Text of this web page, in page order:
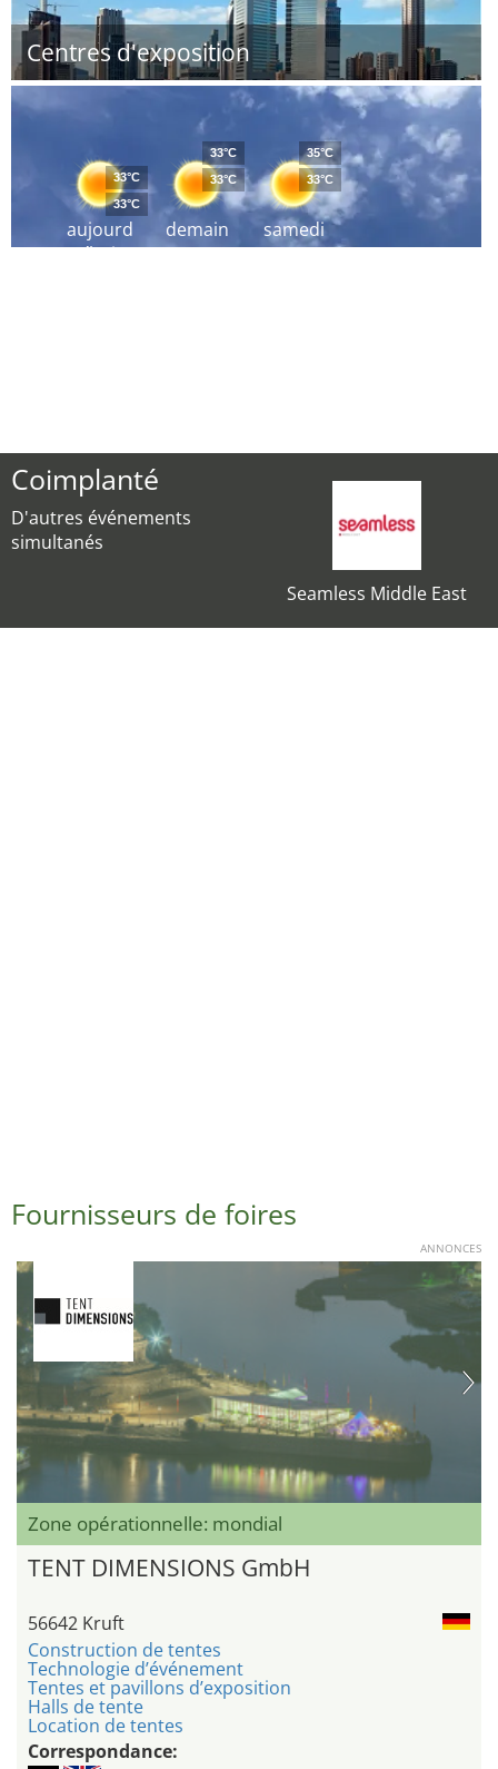
Centres d'exposition
aujourd
´hui
33°C
33°C
demain
33°C
33°C
samedi
35°C
33°C
Coimplanté
D'autres événements
simultanés
Seamless Middle East
Fournisseurs de foires
ANNONCES
Zone opérationnelle: mondial
TENT DIMENSIONS GmbH
56642 Kruft
Construction de tentes
Technologie d’événement
Tentes et pavillons d’exposition
Halls de tente
Location de tentes
Correspondance: